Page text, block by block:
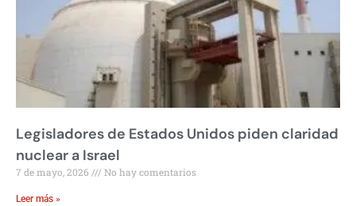
Legisladores de Estados Unidos piden claridad
nuclear a Israel
7 de mayo, 2026 No hay comentarios
Leer más »